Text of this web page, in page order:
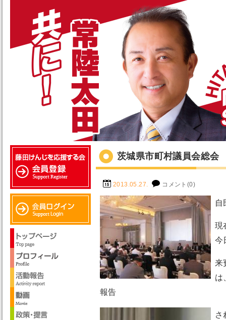
茨城県市町村議員会総会
2013.05.27. コメント(0)
自
現
今
来
は
報告
さ